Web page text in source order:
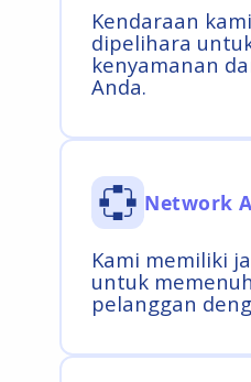
Kendaraan
dipelihara
kenyamanan
Anda.
Network
Kami memiliki
untuk
pelanggan